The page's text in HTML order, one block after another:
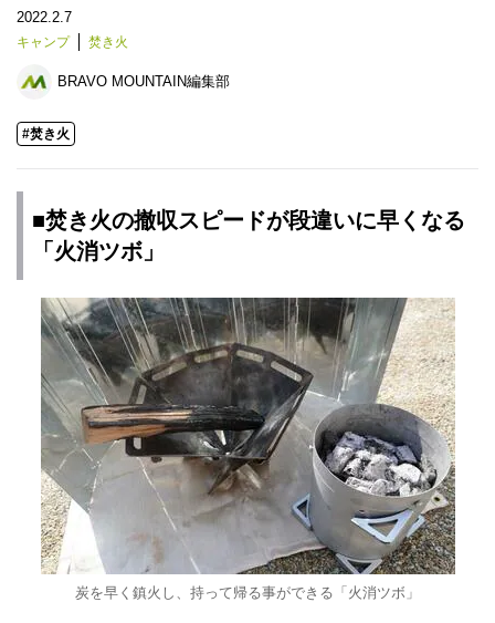
2022.2.7
キャンプ 焚き火
BRAVO MOUNTAIN編集部
#焚き火
■焚き火の撤収スピードが段違いに早くなる
「火消ツボ」
炭を早く鎮火し、持って帰る事ができる「火消ツボ」